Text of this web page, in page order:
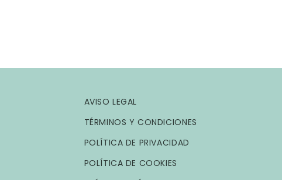
AVISO LEGAL
TÉRMINOS Y CONDICIONES
POLÍTICA DE PRIVACIDAD
POLÍTICA DE COOKIES